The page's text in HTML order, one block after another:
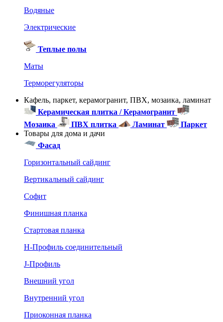
Водяные
Электрические
Теплые полы
Маты
Терморегуляторы
Кафель, паркет, керамогранит, ПВХ, мозаика, ламинат
Керамическая плитка / Керамогранит
Мозаика
ПВХ плитка Ламинат
Паркет
Товары для дома и дачи
Фасад
Горизонтальный сайдинг
Вертикальный сайдинг
Софит
Финишная планка
Стартовая планка
Н-Профиль соединительный
J-Профиль
Внешний угол
Внутренний угол
Приоконная планка